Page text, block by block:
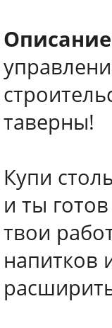
таверны!
Купи
и ты
твои
напитков